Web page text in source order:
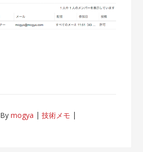
Bymogya
技術メモ